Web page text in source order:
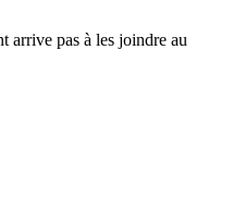
arrive pas à les joindre au